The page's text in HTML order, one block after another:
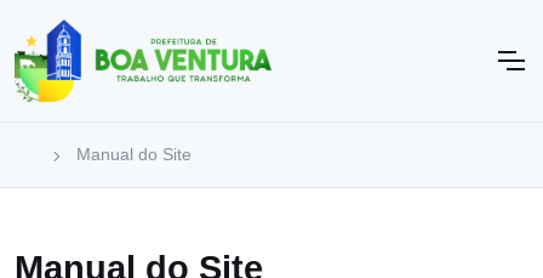
Manual do Site
Manual do Site